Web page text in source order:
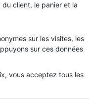
biblique
dessinées
Relation d'aide
actuels
de la foi
Relation d'aide
jeunes
Hip-hop
Adoration
Métal
fiction
orange et rouge -
Darby,
client, le panier et la
sur les visites, les
sur ces données
vous acceptez tous les